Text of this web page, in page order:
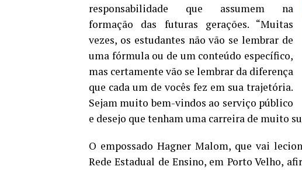
responsabilidade que assumem na
formação das futuras gerações. “Muitas
vezes, os estudantes não vão se lembrar de
uma fórmula ou de um conteúdo específico,
mas certamente vão se lembrar da diferença
que cada um de vocês fez em sua trajetória.
Sejam muito bem-vindos ao serviço público
e desejo que tenham uma carreira de muito
O empossado Hagner Malom, que vai
Rede Estadual de Ensino, em Porto Velho,